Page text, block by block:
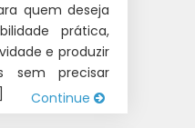
quem deseja
prática,
e produzir
sem precisar
Continue